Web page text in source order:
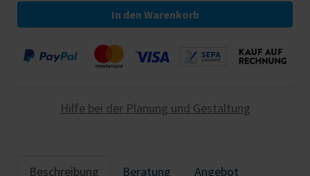
In den Warenkorb
Hilfe bei der Planung und Gestaltung
Beschreibung Beratung Angebot